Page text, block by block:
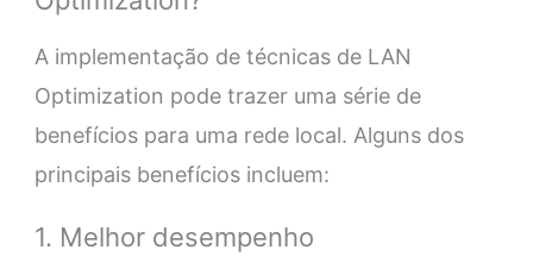
A implementação de técnicas de LAN
Optimization pode trazer uma série de
benefícios para uma rede local. Alguns dos
principais benefícios incluem:
1. Melhor desempenho